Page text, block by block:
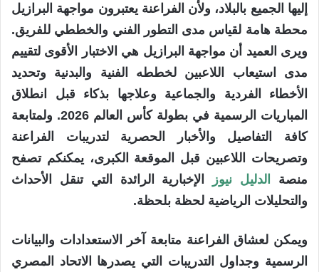
إليها الجميع بالبلاد، ولأن الفراعنة يعتبرون مواجهة البرازيل
محطة هامة لقياس مدى التطور الفني والخططي للفريق.
ويرى العميد أن مواجهة البرازيل هي الاختبار الأقوى لتقييم
مدى استيعاب اللاعبين لخططه الفنية والبدنية وتحديد
الأخطاء الفردية والجماعية وعلاجها بذكاء قبل انطلاق
المباريات الرسمية في بطولة كأس العالم 2026. ولمتابعة
كافة التفاصيل والأخبار الحصرية لتدريبات الفراعنة
وتصريحات اللاعبين قبل الموقعة الكبرى، يمكنكم تصفح
منصة
الدليل نيوز
الإخبارية الرائدة التي تنقل الأحداث
والتحليلات الرياضية لحظة بلحظة.
ويمكن لعشاق الفراعنة متابعة آخر الاستعدادات والبيانات
الرسمية وجداول التدريبات التي يصدرها الاتحاد المصري